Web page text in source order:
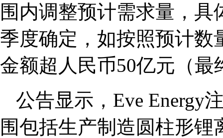
围内调整预计需求量，
季度确定，如按照预计数
金额超人民币50亿元（
公告显示，Eve Energy
围包括生产制造圆柱形